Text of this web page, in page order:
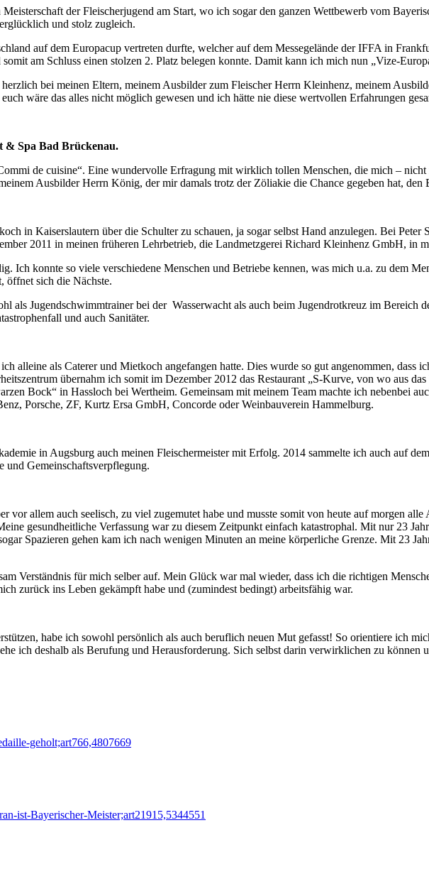
der Fleischerjugend am Start, wo ich sogar den ganzen Wettbewerb vom
und stolz zugleich.
auf dem Europacup vertreten durfte, welcher auf dem Messegelände der IFFA in
am Schluss einen stolzen 2. Platz belegen konnte. Damit kann ich mich nun „Vize-
bei meinen Eltern, meinem Ausbilder zum Fleischer Herrn Kleinhenz, meinem
wäre das alles nicht möglich gewesen und ich hätte nie diese wertvollen Erfahrungen
& Spa Bad Brückenau.
de cuisine“. Eine wundervolle Erfragung mit wirklich tollen Menschen, die mich –
Ausbilder Herrn König, der mir damals trotz der Zöliakie die Chance gegeben hat, den
in Kaiserslautern über die Schulter zu schauen, ja sogar selbst Hand anzulegen. Bei
2011 in meinen früheren Lehrbetrieb, die Landmetzgerei Richard Kleinhenz GmbH, in
Ich konnte so viele verschiedene Menschen und Betriebe kennen, was mich u.a. zu dem
öffnet sich die Nächste.
als Jugendschwimmtrainer bei der Wasserwacht als auch beim Jugendrotkreuz im Bereich
und auch Sanitäter.
alleine als Caterer und Mietkoch angefangen hatte. Dies wurde so gut angenommen, dass
übernahm ich somit im Dezember 2012 das Restaurant „S-Kurve, von wo aus
Bock“ in Hassloch bei Wertheim. Gemeinsam mit meinem Team machte ich nebenbei
Porsche, ZF, Kurtz Ersa GmbH, Concorde oder Weinbauverein Hammelburg.
in Augsburg auch meinen Fleischermeister mit Erfolg. 2014 sammelte ich auch auf
und Gemeinschaftsverpflegung.
vor allem auch seelisch, zu viel zugemutet habe und musste somit von heute auf morgen
gesundheitliche Verfassung war zu diesem Zeitpunkt einfach katastrophal. Mit nur 23
Spazieren gehen kam ich nach wenigen Minuten an meine körperliche Grenze. Mit 23
Verständnis für mich selber auf. Mein Glück war mal wieder, dass ich die richtigen
zurück ins Leben gekämpft habe und (zumindest bedingt) arbeitsfähig war.
habe ich sowohl persönlich als auch beruflich neuen Mut gefasst! So orientiere ich
ich deshalb als Berufung und Herausforderung. Sich selbst darin verwirklichen zu können
geholt;art766,4807669
ist-Bayerischer-Meister;art21915,5344551